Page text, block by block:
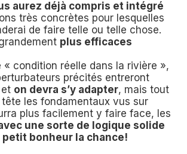
aurez déjà compris et intégré
très concrètes pour lesquelles
de faire telle ou telle chose.
plus efficaces
« condition réelle dans la rivière »,
précités entreront
on devra s’y adapter, mais tout
les fondamentaux vus sur
plus facilement y faire face, les
une sorte de logique solide
petit bonheur la chance!